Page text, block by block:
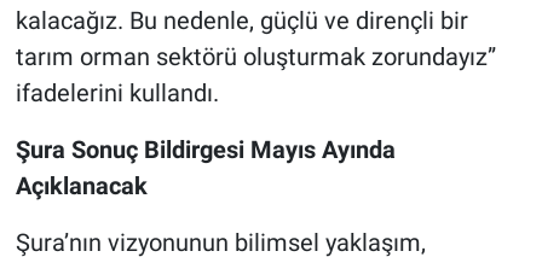
kalacağız. Bu nedenle, güçlü ve dirençli bir
tarım orman sektörü oluşturmak zorundayız”
ifadelerini kullandı.
Şura Sonuç Bildirgesi Mayıs Ayında
Açıklanacak
Şura’nın vizyonunun bilimsel yaklaşım,